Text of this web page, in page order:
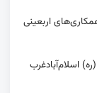
اربعینی
اسلام‌آبادغرب